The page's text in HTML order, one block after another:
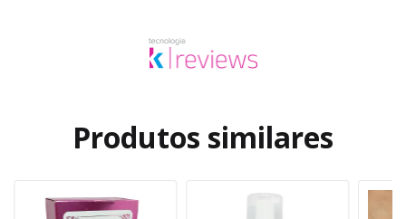
Produtos similares